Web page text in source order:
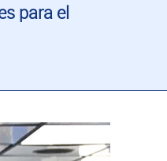
para el